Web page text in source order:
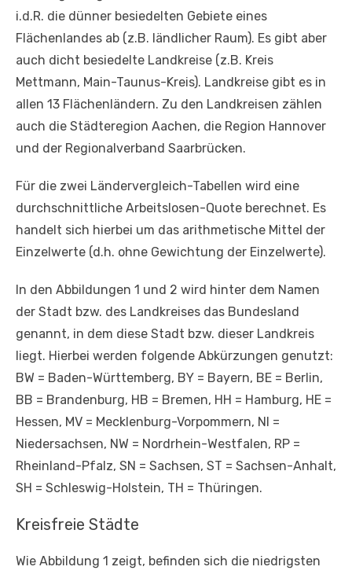
i.d.R. die dünner besiedelten Gebiete eines
Flächenlandes ab (z.B. ländlicher Raum). Es gibt aber
auch dicht besiedelte Landkreise (z.B. Kreis
Mettmann, Main-Taunus-Kreis). Landkreise gibt es in
allen 13 Flächenländern. Zu den Landkreisen zählen
auch die Städteregion Aachen, die Region Hannover
und der Regionalverband Saarbrücken.
Für die zwei Ländervergleich-Tabellen wird eine
durchschnittliche Arbeitslosen-Quote berechnet. Es
handelt sich hierbei um das arithmetische Mittel der
Einzelwerte (d.h. ohne Gewichtung der Einzelwerte).
In den Abbildungen 1 und 2 wird hinter dem Namen
der Stadt bzw. des Landkreises das Bundesland
genannt, in dem diese Stadt bzw. dieser Landkreis
liegt. Hierbei werden folgende Abkürzungen genutzt:
BW = Baden-Württemberg, BY = Bayern, BE = Berlin,
BB = Brandenburg, HB = Bremen, HH = Hamburg, HE =
Hessen, MV = Mecklenburg-Vorpommern, NI =
Niedersachsen, NW = Nordrhein-Westfalen, RP =
Rheinland-Pfalz, SN = Sachsen, ST = Sachsen-Anhalt,
SH = Schleswig-Holstein, TH = Thüringen.
Kreisfreie Städte
Wie Abbildung 1 zeigt, befinden sich die niedrigsten